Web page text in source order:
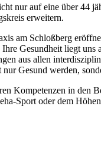
nur auf eine über 44
er­wei­tern.
am Schloß­berg
Ge­sund­heit liegt uns
aus al­len
Ge­sund wer­den,
Kom­pe­ten­zen in den
Sport oder dem